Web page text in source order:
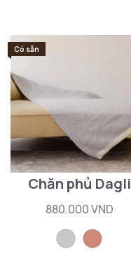
Có sẵn
Chăn phủ Dagli
880.000 VND